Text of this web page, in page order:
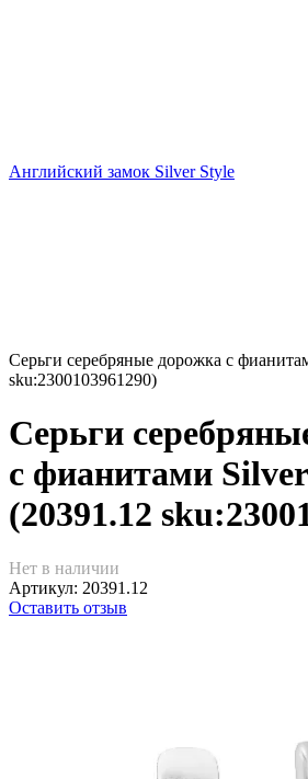
Английский замок Silver Style
Серьги серебряные дорожка с
sku:2300103961290)
Серьги
с фианитами
(20391.12
Нет в наличии
Артикул: 20391.12
Оставить отзыв